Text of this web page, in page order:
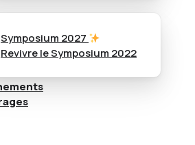
Symposium 2027
Revivre le Symposium 2022